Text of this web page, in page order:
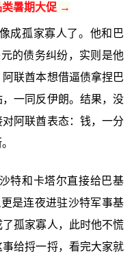
类暑期大促 →
成孤家寡人了。他和巴
的债务纠纷，实则是他
联酋本想借逼债拿捏巴
一同反伊朗。结果，没
阿联酋表态：钱，一分
特和卡塔尔直接给巴基
是连夜进驻沙特军事基
孤家寡人，此时他不慌
给捋一捋，看完大家就